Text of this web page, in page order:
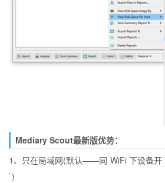
Mediary Scout最新版优势：
1、只在局域网(默认——同 WiFi 下设备开
`)